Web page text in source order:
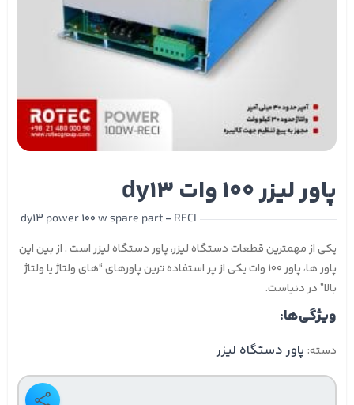
پاور لیزر 100 وات dy13
dy13 power 100 w spare part - RECI
یکی از مهمترین قطعات دستگاه لیزر، پاور دستگاه لیزر است . از بین این
پاور ها، پاور 100 وات یکی از پر استفاده ترین پاورهای “های ولتاژ یا ولتاژ
بالا” در دنیاست.
ویژگی‌ها:
دسته: پاور دستگاه لیزر